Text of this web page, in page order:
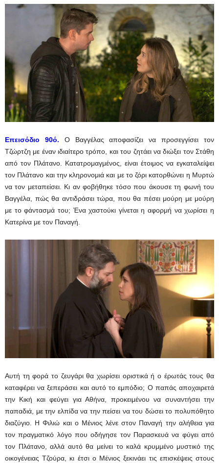
Eπεισόδιο 90ό. Ο Βαγγέλας αποφασίζει να προσεγγίσει τον
Τζώρτζη με έναν ιδιαίτερο τρόπο, και του ζητάει να διώξει τον Στάθη
από τον Πλάτανο. Κατατρομαγμένος, είναι έτοιμος να εγκαταλείψει
τον Πλάτανο και την κληρονομιά και με το ζόρι κατορθώνει η Μυρτώ
να τον μεταπείσει. Κι αν φοβήθηκε τόσο που άκουσε τη φωνή του
Βαγγέλα, πώς θα αντιδράσει τώρα, που θα πέσει μούρη με μούρη
με το φάντασμά του; Ένα χαστούκι γίνεται η αφορμή να χωρίσει η
Κατερίνα με τον Παναγή.
Αυτή τη φορά το ζευγάρι θα χωρίσει οριστικά ή ο έρωτάς τους θα
καταφέρει να ξεπεράσει και αυτό το εμπόδιο; Ο παπάς αποχαιρετά
την Κική και φεύγει για Αθήνα, προκειμένου να συναντήσει την
παπαδιά, με την ελπίδα να την πείσει να του δώσει το πολυπόθητο
διαζύγιο. Η Φιλιώ και ο Μένιος λένε στον Παναγή την αλήθεια για
τον πραγματικό λόγο που οδήγησε τον Παρασκευά να φύγει από
τον Πλάτανο, αλλά αυτό θα μείνει το καλά κρυμμένο μυστικό της
οικογένειας Τζούρα, κι έτσι ο Μένιος ξεκινάει τις επισκέψεις στους